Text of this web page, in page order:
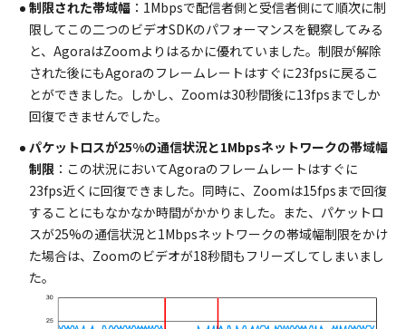
制限された帯域幅：1Mbpsで配信者側と受信者側にて順次に制
限してこの二つのビデオSDKのパフォーマンスを観察してみる
と、AgoraはZoomよりはるかに優れていました。制限が解除
された後にもAgoraのフレームレートはすぐに23fpsに戻るこ
とができました。しかし、Zoomは30秒間後に13fpsまでしか
回復できませんでした。
パケットロスが25%の通信状況と1Mbpsネットワークの帯域幅
制限 ：この状況においてAgoraのフレームレートはすぐに
23fps近くに回復できました。同時に、Zoomは15fpsまで回復
することにもなかなか時間がかかりました。また、パケットロ
スが25%の通信状況と1Mbpsネットワークの帯域幅制限をかけ
た場合は、Zoomのビデオが18秒間もフリーズしてしまいまし
た。